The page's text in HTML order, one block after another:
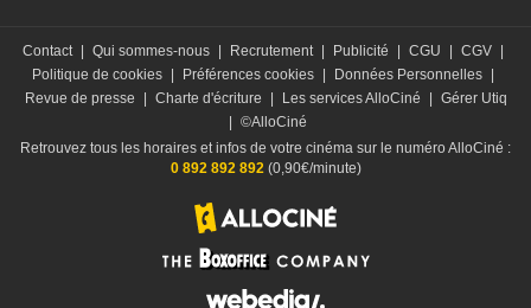
Contact | Qui sommes-nous | Recrutement | Publicité | CGU | CGV |
Politique de cookies | Préférences cookies | Données Personnelles |
Revue de presse
| Charte d'écriture | Les services AlloCiné | Gérer Utiq
| ©AlloCiné
Retrouvez tous les horaires et infos de votre cinéma sur le numéro AlloCiné :
0 892 892 892 (0,90€/minute)